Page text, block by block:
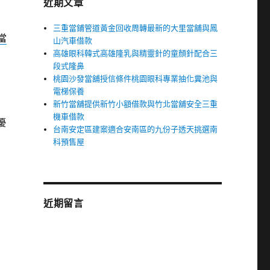
近期文章
三重當鋪管道黃金回收周轉最新的大里當舖與鳳
山汽車借款
高雄眼科韓式高雄隆乳與精靈針的童顏針配合三
段式隆鼻
桃園沙發當舖授信條件桃園眼科專業抽化糞池與
電梯保養
新竹當舖提供新竹小額借款與竹北當舖安全三重
機車借款
台南安定區建案適合安南區的九份子透天挑選南
科預售屋
近期留言